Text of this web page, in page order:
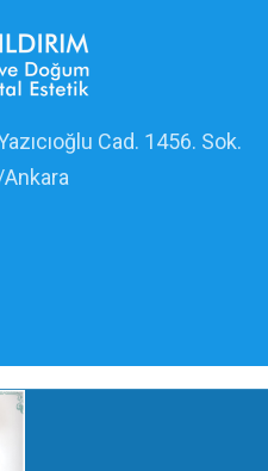
Cad. 1456. Sok.